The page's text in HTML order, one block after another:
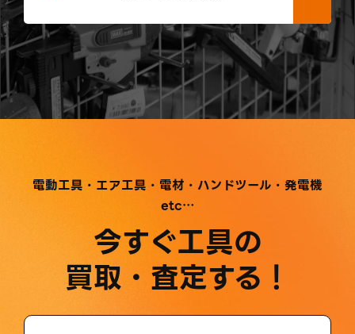
電動工具・エア工具・電材・ハンドツール・発電機
etc…
今すぐ工具の
買取・査定する！